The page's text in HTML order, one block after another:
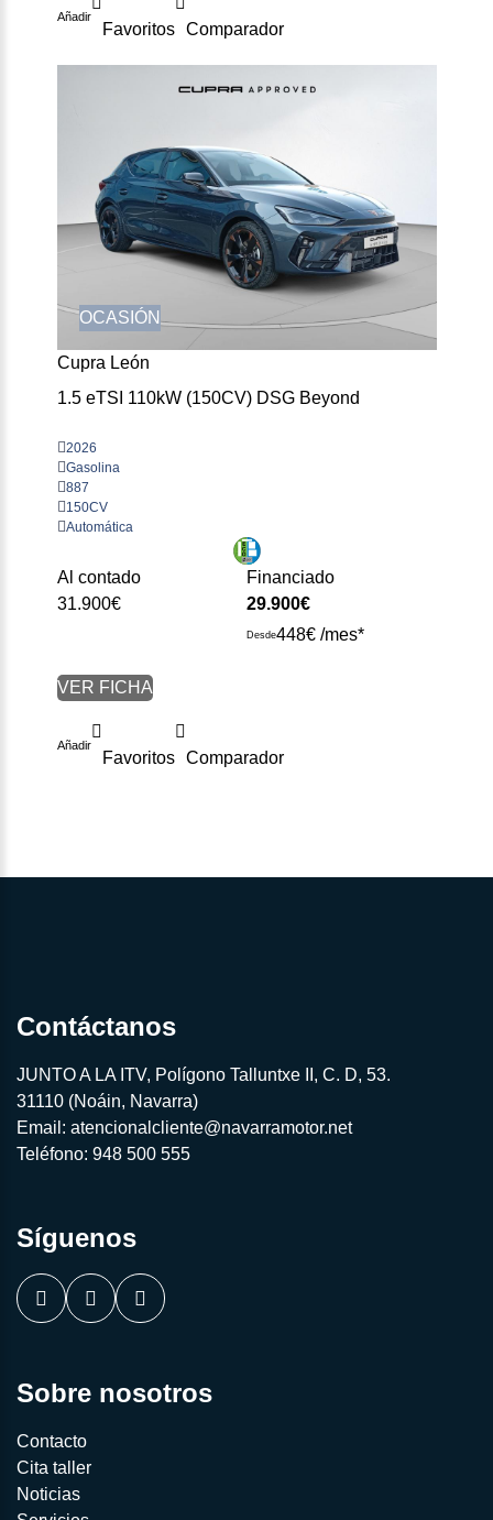
Añadir
Favoritos Comparador
OCASIÓN
Cupra León
1.5 eTSI 110kW (150CV) DSG Beyond
2026
Gasolina
887
150CV
Automática
Al contado
31.900€
Financiado
29.900€
Desde448€ /mes*
VER FICHA
Añadir
Favoritos Comparador
Contáctanos
JUNTO A LA ITV, Polígono Talluntxe II, C. D, 53.
31110 (Noáin, Navarra)
Email: atencionalcliente@navarramotor.net
Teléfono: 948 500 555
Síguenos
Sobre nosotros
Contacto
Cita taller
Noticias